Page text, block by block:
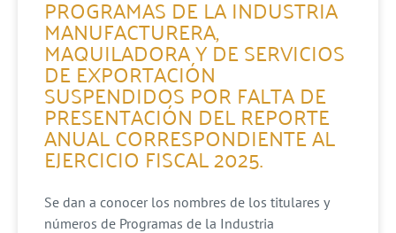
PROGRAMAS DE LA INDUSTRIA
MANUFACTURERA,
MAQUILADORA Y DE SERVICIOS
DE EXPORTACIÓN
SUSPENDIDOS POR FALTA DE
PRESENTACIÓN DEL REPORTE
ANUAL CORRESPONDIENTE AL
EJERCICIO FISCAL 2025.
Se dan a conocer los nombres de los titulares y
números de Programas de la Industria